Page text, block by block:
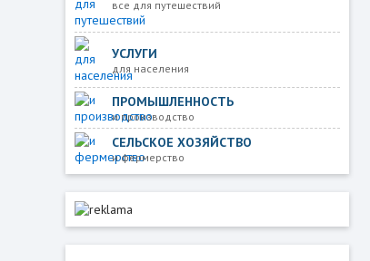
все для путешествий
УСЛУГИ
для населения
ПРОМЫШЛЕННОСТЬ
и производство
СЕЛЬСКОЕ ХОЗЯЙСТВО
и фермерство